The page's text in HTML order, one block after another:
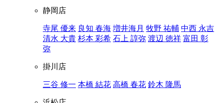
静岡店
寺尾 優来 良知 春海 増井海月 牧野 祐輔 中西 永吉
清水 大貴 杉本 彩希 石上 諄弥 渡辺 徳祥 富田 彰
弥
掛川店
三谷 修一 本橋 結花 高橋 春花 鈴木 隆馬